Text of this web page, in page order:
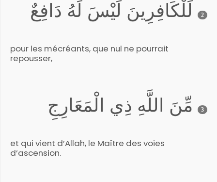
2 لِّلْكَافِرِينَ لَيْسَ لَهُ دَافِعٌ
pour les mécréants, que nul ne pourrait
repousser,
3 مِّنَ اللَّهِ ذِي الْمَعَارِجِ
et qui vient d’Allah, le Maître des voies
d’ascension.